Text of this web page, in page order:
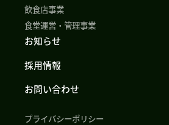
飲食店事業
食堂運営・管理事業
お知らせ
採用情報
お問い合わせ
プライバシーポリシー